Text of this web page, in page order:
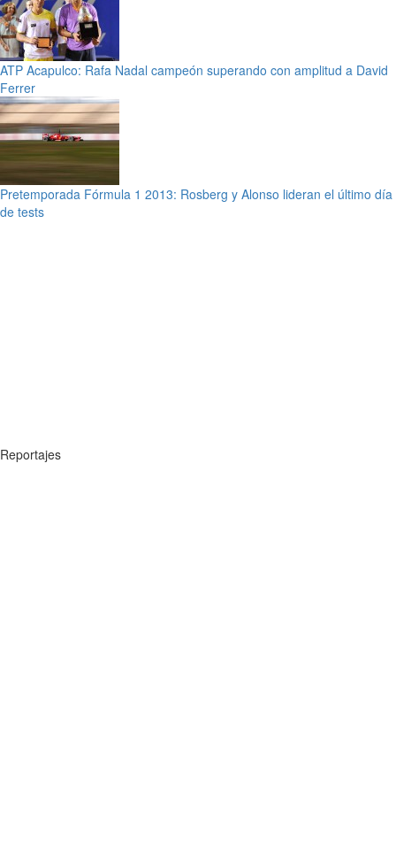
ATP Acapulco: Rafa Nadal campeón superando con amplitud a David
Ferrer
Pretemporada Fórmula 1 2013: Rosberg y Alonso lideran el último día
de tests
Reportajes